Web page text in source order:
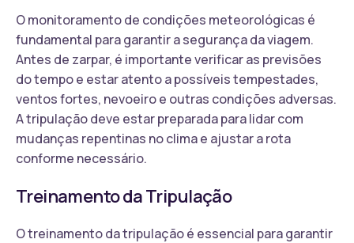
O monitoramento de condições meteorológicas é
fundamental para garantir a segurança da viagem.
Antes de zarpar, é importante verificar as previsões
do tempo e estar atento a possíveis tempestades,
ventos fortes, nevoeiro e outras condições adversas.
A tripulação deve estar preparada para lidar com
mudanças repentinas no clima e ajustar a rota
conforme necessário.
Treinamento da Tripulação
O treinamento da tripulação é essencial para garantir